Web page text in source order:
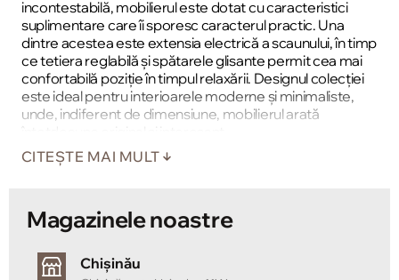
incontestabilă, mobilierul este dotat cu caracteristici
suplimentare care îi sporesc caracterul practic. Una
dintre acestea este extensia electrică a scaunului, în timp
ce tetiera reglabilă și spătarele glisante permit cea mai
confortabilă poziție în timpul relaxării. Designul colecției
este ideal pentru interioarele moderne și minimaliste,
unde, indiferent de dimensiune, mobilierul arată
întotdeauna original și interesant.
CITEȘTE MAI MULT
Magazinele noastre
Chișinău